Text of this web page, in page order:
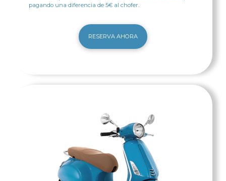
pagando una diferencia de 5€ al chofer.
RESERVA AHORA